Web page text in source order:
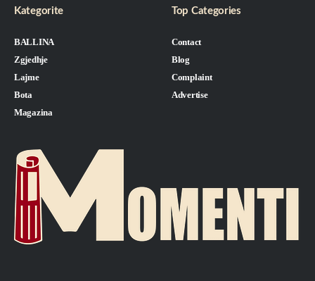
Kategorite
BALLINA
Zgjedhje
Lajme
Bota
Magazina
Top Categories
Contact
Blog
Complaint
Advertise